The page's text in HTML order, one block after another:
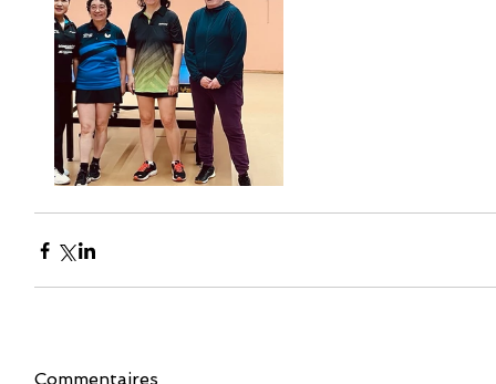
Commentaires